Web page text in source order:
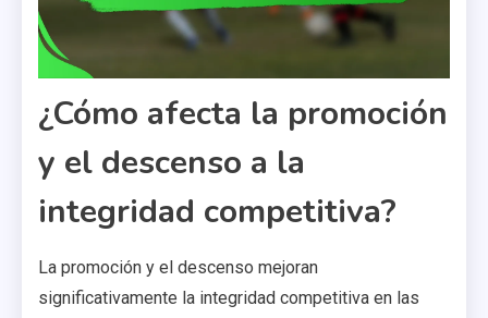
¿Cómo afecta la promoción
y el descenso a la
integridad competitiva?
La promoción y el descenso mejoran
significativamente la integridad competitiva en las